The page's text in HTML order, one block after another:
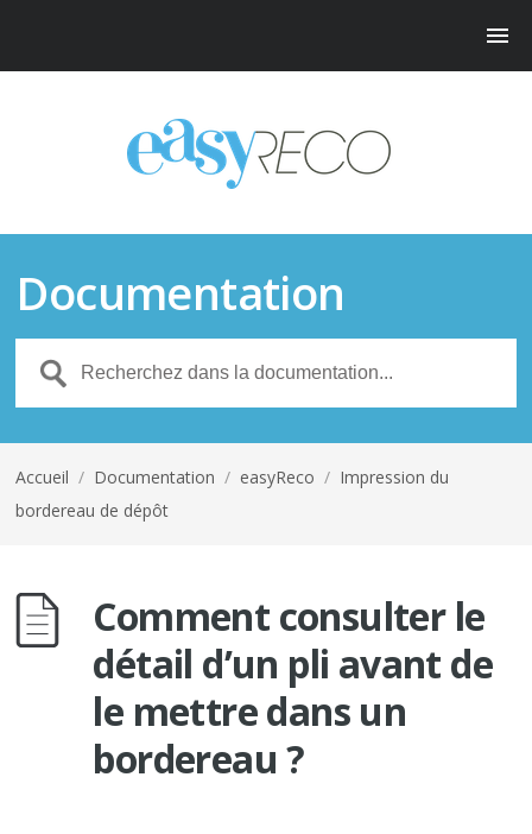
Documentation
Accueil / Documentation / easyReco / Impression du
bordereau de dépôt
Comment consulter le
détail d’un pli avant de
le mettre dans un
bordereau ?